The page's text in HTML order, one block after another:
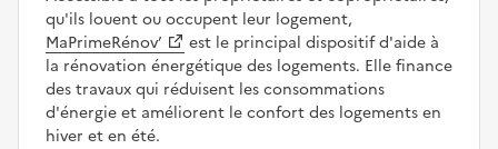
qu'ils louent ou occupent leur logement,
MaPrimeRénov’
est le principal dispositif d'aide à
la rénovation énergétique des logements. Elle finance
des travaux qui réduisent les consommations
d'énergie et améliorent le confort des logements en
hiver et en été.